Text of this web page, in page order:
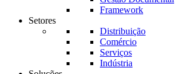
Framework
Setores
Distribuição
Comércio
Serviços
Indústria